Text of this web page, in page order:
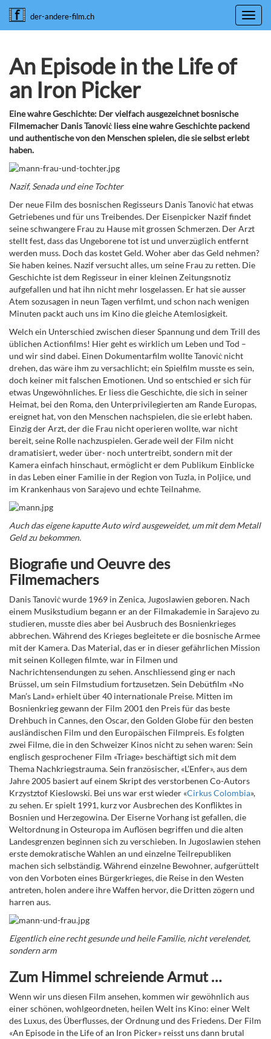
der-andere-film.ch
An Episode in the Life of
an Iron Picker
Eine wahre Geschichte: Der vielfach ausgezeichnet bosnische
Filmemacher Danis Tanoviċ liess eine wahre Geschichte packend
und authentische von den Menschen spielen, die sie selbst erlebt
haben.
Nazif, Senada und eine Tochter
Der neue Film des bosnischen Regisseurs Danis Tanoviċ hat etwas
Getriebenes und für uns Treibendes. Der Eisenpicker Nazif findet
seine schwangere Frau zu Hause mit grossen Schmerzen. Der Arzt
stellt fest, dass das Ungeborene tot ist und unverzüglich entfernt
werden muss. Doch das kostet Geld. Woher aber das Geld nehmen?
Sie haben keines. Nazif versucht alles, um seine Frau zu retten. Die
Geschichte ist dem Regisseur in einer kleinen Zeitungsnotiz
aufgefallen und hat ihn nicht mehr losgelassen. Er hat sie ausser
Atem sozusagen in neun Tagen verfilmt, und schon nach wenigen
Minuten packt auch uns im Kino die gleiche Atemlosigkeit.
Welch ein Unterschied zwischen dieser Spannung und dem Trill des
üblichen Actionfilms! Hier geht es wirklich um Leben und Tod –
und wir sind dabei. Einen Dokumentarfilm wollte Tanoviċ nicht
drehen, das wäre ihm zu versachlicht; ein Spielfilm musste es sein,
doch keiner mit falschen Emotionen. Und so entschied er sich für
etwas Ungewöhnliches. Er liess die Geschichte, die sich in seiner
Heimat, bei den Roma, den Unterprivilegierten am Rande Europas,
ereignet hat, von den Menschen nachspielen, die sie erlebt haben.
Einzig der Arzt, der die Frau nicht operieren wollte, war nicht
bereit, seine Rolle nachzuspielen. Gerade weil der Film nicht
dramatisiert, weder über- noch untertreibt, sondern mit der
Kamera einfach hinschaut, ermöglicht er dem Publikum Einblicke
in das Leben einer Familie in der Region von Tuzla, in Poljice, und
im Krankenhaus von Sarajevo und echte Teilnahme.
Auch das eigene kaputte Auto wird ausgeweidet, um mit dem Metall
Geld zu bekommen.
Biografie und Oeuvre des
Filmemachers
Danis Tanoviċ wurde 1969 in Zenica, Jugoslawien geboren. Nach
einem Musikstudium begann er an der Filmakademie in Sarajevo zu
studieren, musste dies aber bei Ausbruch des Bosnienkrieges
abbrechen. Während des Krieges begleitete er die bosnische Armee
mit der Kamera. Das Material, das er in dieser gefährlichen Mission
mit seinen Kollegen filmte, war in Filmen und
Nachrichtensendungen zu sehen. Anschliessend ging er nach
Brüssel, um sein Filmstudium fortzusetzen. Sein Debütfilm «No
Man’s Land» erhielt über 40 internationale Preise. Mitten im
Bosnienkrieg gewann der Film 2001 den Preis für das beste
Drehbuch in Cannes, den Oscar, den Golden Globe für den besten
ausländischen Film und den Europäischen Filmpreis. Es folgten
zwei Filme, die in den Schweizer Kinos nicht zu sehen waren: Sein
englisch gesprochener Film «Triage» beschäftigt sich mit dem
Thema Nachkriegstrauma. Sein französischer, «L’Enfer», aus dem
Jahre 2005 basiert auf einem Skript des verstorbenen Co-Autors
Krzystztof Kieslowski. Bei uns war erst wieder «Cirkus Colombia»,
zu sehen. Er spielt 1991, kurz vor Ausbrechen des Konfliktes in
Bosnien und Herzegowina. Der Eiserne Vorhang ist gefallen, die
Weltordnung in Osteuropa im Auflösen begriffen und die alten
Landesgrenzen beginnen sich zu verschieben. In Jugoslawien stehen
erste demokratische Wahlen an und einzelne Teilrepubliken
machen sich selbständig. Während einzelne Bewohner, aufgerüttelt
von den Vorboten eines Bürgerkrieges, die Reise in den Westen
antreten, holen andere ihre Waffen hervor, die Dritten zögern und
harren aus.
Eigentlich eine recht gesunde und heile Familie, nicht verelendet,
sondern arm
Zum Himmel schreiende Armut …
Wenn wir uns diesen Film ansehen, kommen wir gewöhnlich aus
einer schönen, wohlgeordneten, heilen Welt ins Kino: einer Welt
des Luxus, des Überflusses, der Ordnung und des Friedens. Der Film
«An Episode in the Life of an Iron Picker» reisst uns dann brutal